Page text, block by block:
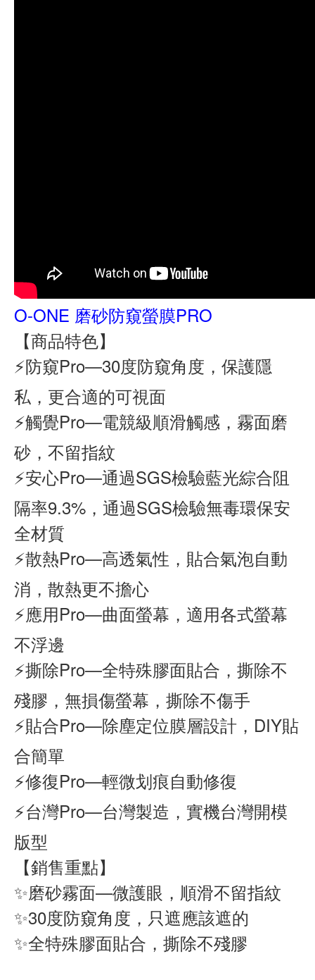
O-ONE 磨砂防窺螢膜PRO
【商品特色】
⚡防窺Pro—30度防窺角度，保護隱
私，更合適的可視面
⚡觸覺Pro—電競級順滑觸感，霧面磨
砂，不留指紋
⚡安心Pro—通過SGS檢驗藍光綜合阻
隔率9.3%，通過SGS檢驗無毒環保安
全材質
⚡散熱Pro—高透氣性，貼合氣泡自動
消，散熱更不擔心
⚡應用Pro—曲面螢幕，適用各式螢幕
不浮邊
⚡撕除Pro—全特殊膠面貼合，撕除不
殘膠，無損傷螢幕，撕除不傷手
⚡貼合Pro—除塵定位膜層設計，DIY貼
合簡單
⚡修復Pro—輕微划痕自動修復
⚡台灣Pro—台灣製造，實機台灣開模
版型
【銷售重點】
✨磨砂霧面—微護眼，順滑不留指紋
✨30度防窺角度，只遮應該遮的
✨全特殊膠面貼合，撕除不殘膠